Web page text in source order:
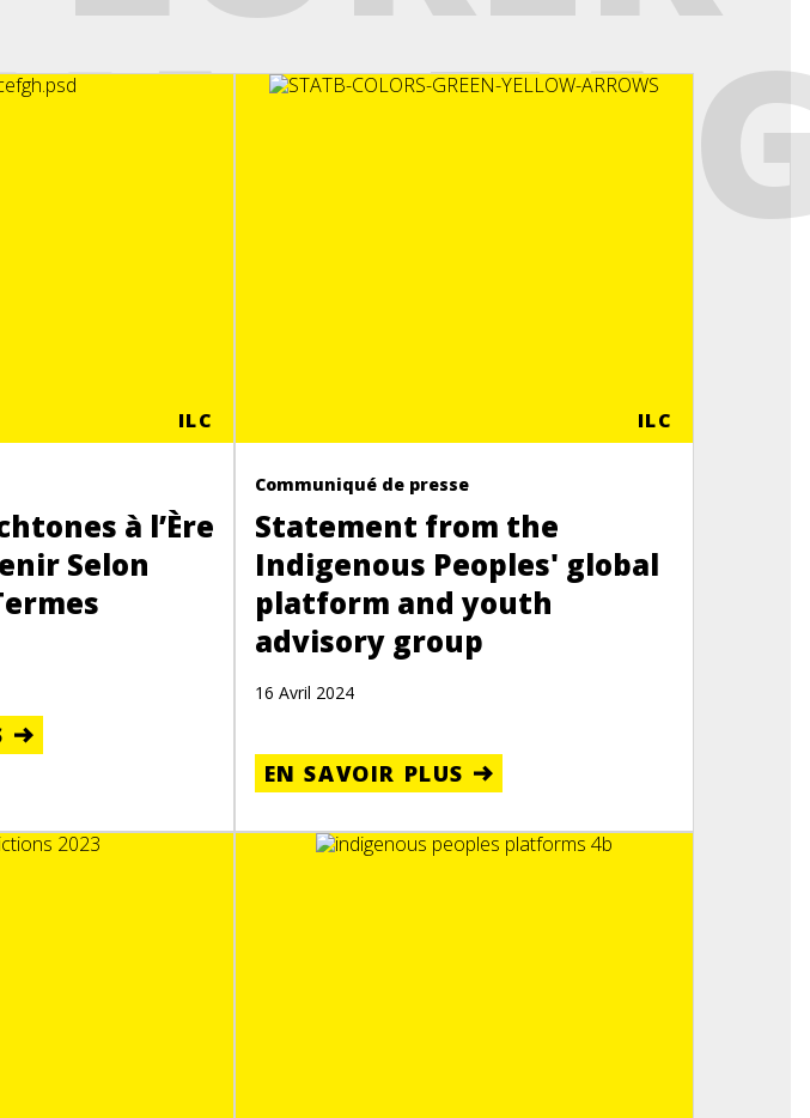
ILC
à l’Ère
Selon
ILC
Communiqué de presse
Statement from the
Indigenous Peoples' global
platform and youth
advisory group
16 Avril 2024
EN SAVOIR PLUS